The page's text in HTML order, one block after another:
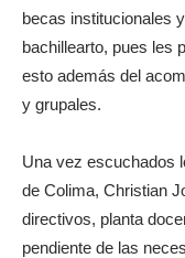
becas institucionales
bachillearto, pues les
esto además del
y grupales.
Una vez escuchados
de Colima, Christian
directivos, planta
pendiente de las